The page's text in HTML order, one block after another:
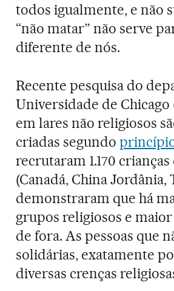
todos igualmente, e não
“não matar” não serve
diferente de nós.
Recente pesquisa do
Universidade de
em lares não religiosos
criadas segundo
recrutaram 1.170
(Canadá, China
demonstraram que há
grupos religiosos e
de fora. As pessoas que
solidárias, exatamente
diversas crenças